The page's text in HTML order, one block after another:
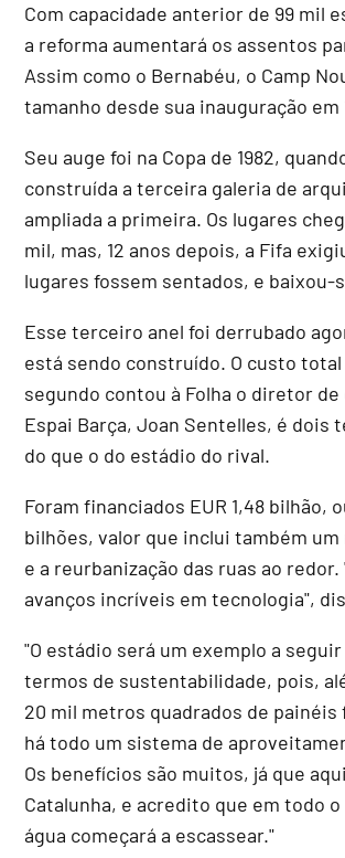
Com capacidade anterior de 99 mil
a reforma aumentará os assentos
Assim como o Bernabéu, o Camp
tamanho desde sua inauguração em
Seu auge foi na Copa de 1982,
construída a terceira galeria de
ampliada a primeira. Os lugares
mil, mas, 12 anos depois, a Fifa
lugares fossem sentados, e baixou-
Esse terceiro anel foi derrubado
está sendo construído. O custo
segundo contou à Folha o diretor
Espai Barça, Joan Sentelles, é dois
do que o do estádio do rival.
Foram financiados EUR 1,48 bilhão,
bilhões, valor que inclui também
e a reurbanização das ruas ao
avanços incríveis em tecnologia",
"O estádio será um exemplo a
termos de sustentabilidade, pois,
20 mil metros quadrados de
há todo um sistema de
Os benefícios são muitos, já que
Catalunha, e acredito que em todo o
água começará a escassear."